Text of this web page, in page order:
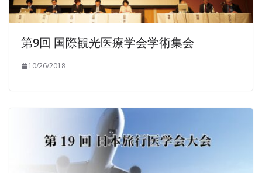
第9回 国際観光医療学会学術集会
10/26/2018